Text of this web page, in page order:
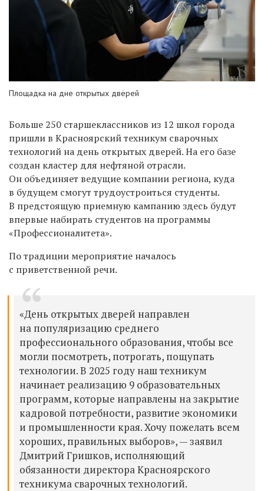
Площадка на дне открытых дверей
Больше 250 старшеклассников из 12 школ города
пришли в Красноярский техникум сварочных
технологий на день открытых дверей. На его базе
создан кластер для нефтяной отрасли.
Он объединяет ведущие компании региона, куда
в будущем смогут трудоустроиться студенты.
В предстоящую приемную кампанию здесь будут
впервые набирать студентов на программы
«Профессионалитета».
По традиции мероприятие началось
с приветственной речи.
«День открытых дверей направлен
на популяризацию среднего
профессионального образования, чтобы все
могли посмотреть, потрогать, пощупать
технологии. В 2025 году наш техникум
начинает реализацию 9 образовательных
программ, которые направлены на закрытие
кадровой потребности, развитие экономики
и промышленности края. Хочу пожелать всем
хороших, правильных выборов», — заявил
Дмитрий Гришков, исполняющий
обязанности директора Красноярского
техникума сварочных технологий.